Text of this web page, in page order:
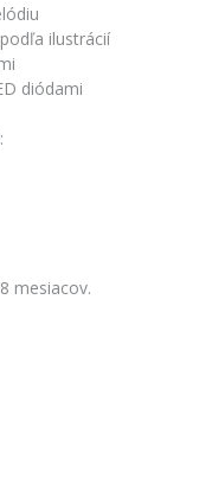
ilustrácií
diódami
mesiacov.